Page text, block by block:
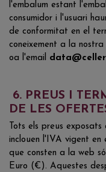
l'embalum estant
consumidor i l'usuari
de conformitat en el
coneixement a la
oa l'email
6. PREUS I
DE LES
Tots els preus
inclouen l'IVA vigent en
que consten a la web
Euro (€). Aquestes